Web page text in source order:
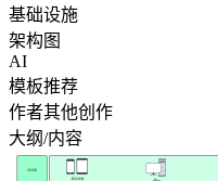
基础设施
架构图
AI
模板推荐
作者其他创作
大纲/内容